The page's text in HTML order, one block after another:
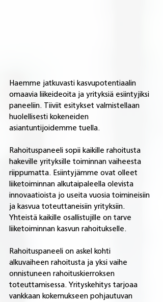
Haemme jatkuvasti kasvupotentiaalin
omaavia liikeideoita ja yrityksiä esiintyjiksi
paneeliin. Tiiviit esitykset ​valmistellaan
huolellisesti kokeneiden
asiantuntijoidemme tuella.
Rahoituspaneeli sopii kaikille rahoitusta
hakeville yrityksille toiminnan vaiheesta
riippumatta. Esiintyjämme ovat olleet
liiketoiminnan alkutaipaleella olevista
innovaatioista jo useita vuosia toimineisiin
ja kasvua toteuttaneisiin yrityksiin.
Yhteistä kaikille osallistujille on tarve
liiketoiminnan kasvun rahoitukselle.
Rahoituspaneeli on askel kohti
alkuvaiheen rahoitusta ja yksi vaihe
onnistuneen rahoituskierroksen
toteuttamisessa. Yrityskehitys tarjoaa
vankkaan kokemukseen pohjautuvan